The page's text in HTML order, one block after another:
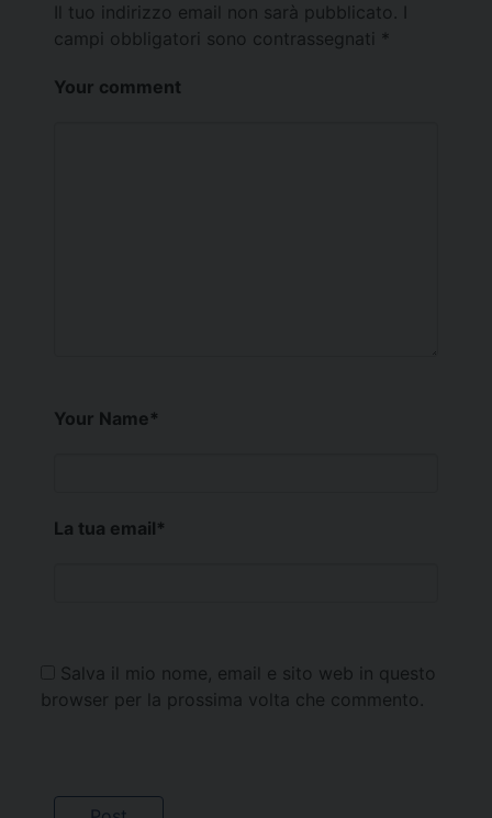
Il tuo indirizzo email non sarà pubblicato.
campi obbligatori sono contrassegnati *
Your comment
Your Name*
La tua email*
Salva il mio nome, email e sito web in questo
browser per la prossima volta che commento.